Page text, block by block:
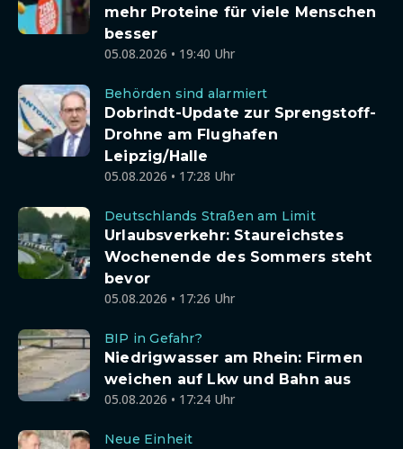
mehr Proteine für viele Menschen
besser
05.08.2026 • 19:40 Uhr
Behörden sind alarmiert
Dobrindt-Update zur Sprengstoff-
Drohne am Flughafen
Leipzig/Halle
05.08.2026 • 17:28 Uhr
Deutschlands Straßen am Limit
Urlaubsverkehr: Staureichstes
Wochenende des Sommers steht
bevor
05.08.2026 • 17:26 Uhr
BIP in Gefahr?
Niedrigwasser am Rhein: Firmen
weichen auf Lkw und Bahn aus
05.08.2026 • 17:24 Uhr
Neue Einheit